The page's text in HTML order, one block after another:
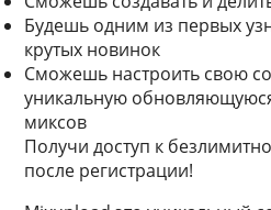
Будешь одним из первых
крутых новинок
Сможешь настроить свою
уникальную
миксов
Получи доступ к
после регистрации!